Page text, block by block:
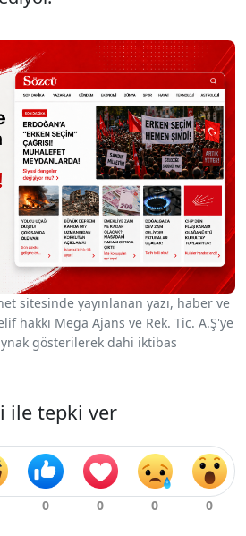
sitesinde yayınlanan yazı, haber ve
hakkı Mega Ajans ve Rek. Tic. A.Ş'ye
gösterilerek dahi iktibas
ile tepki ver